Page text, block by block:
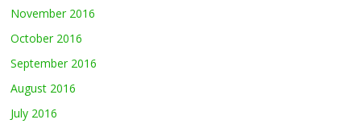
November 2016
October 2016
September 2016
August 2016
July 2016